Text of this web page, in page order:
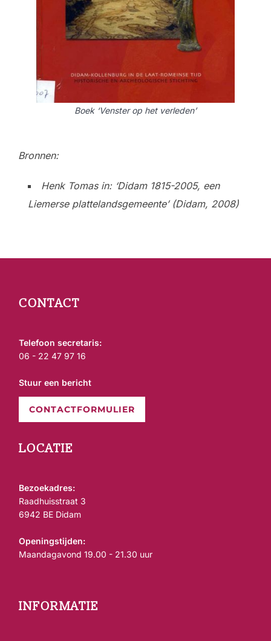
Boek ‘Venster op het verleden’
Bronnen:
Henk Tomas in: ‘Didam 1815-2005, een
Liemerse plattelandsgemeente’ (Didam, 2008)
CONTACT
Telefoon secretaris:
06 - 22 47 97 16
Stuur een bericht
CONTACTFORMULIER
LOCATIE
Bezoekadres:
Raadhuisstraat 3
6942 BE Didam
Openingstijden:
Maandagavond 19.00 - 21.30 uur
INFORMATIE